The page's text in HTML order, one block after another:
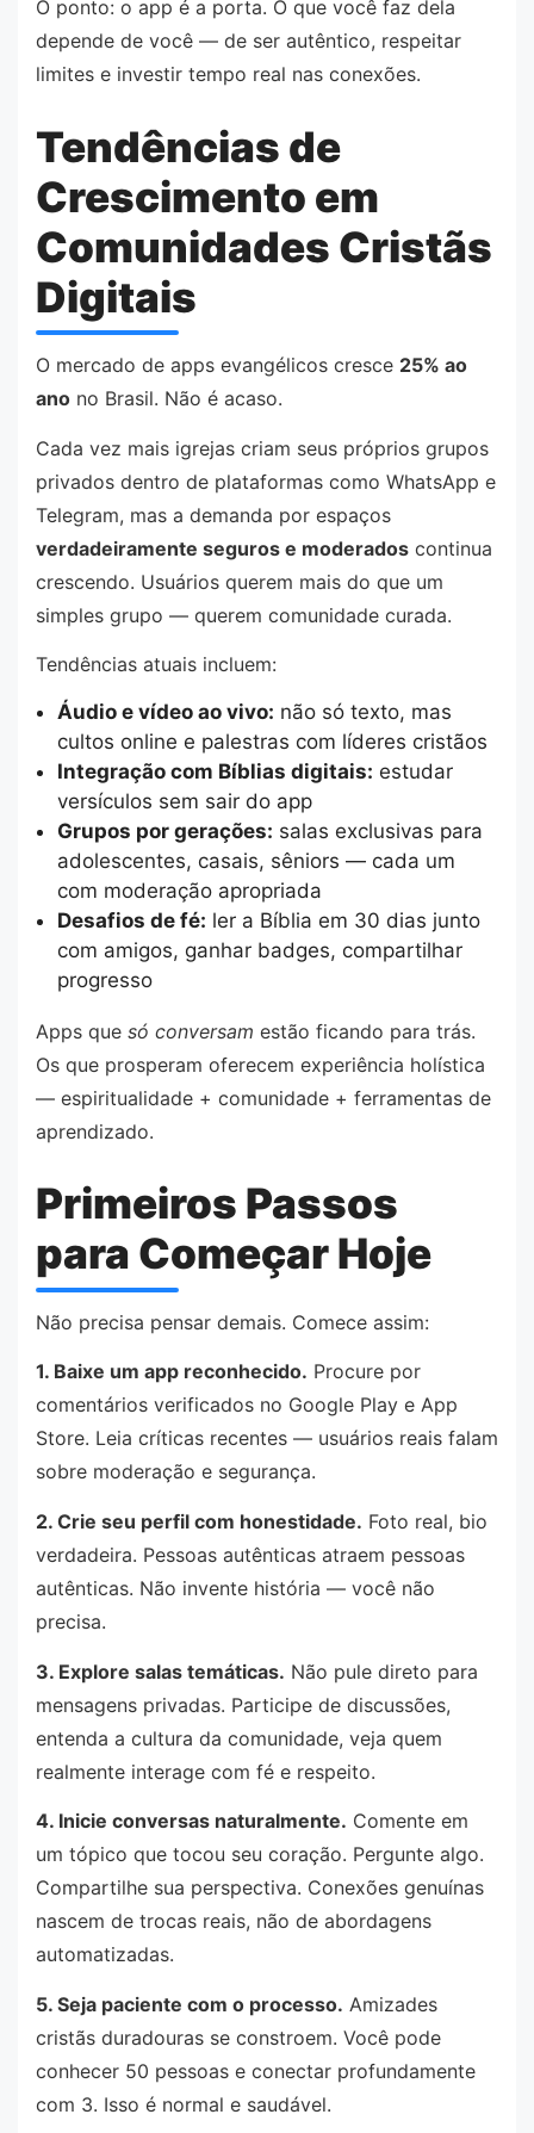
O ponto: o app é a porta. O que você faz dela
depende de você — de ser autêntico, respeitar
limites e investir tempo real nas conexões.
Tendências de
Crescimento em
Comunidades Cristãs
Digitais
O mercado de apps evangélicos cresce 25% ao
ano no Brasil. Não é acaso.
Cada vez mais igrejas criam seus próprios grupos
privados dentro de plataformas como WhatsApp e
Telegram, mas a demanda por espaços
verdadeiramente seguros e moderados continua
crescendo. Usuários querem mais do que um
simples grupo — querem comunidade curada.
Tendências atuais incluem:
Áudio e vídeo ao vivo: não só texto, mas
cultos online e palestras com líderes cristãos
Integração com Bíblias digitais: estudar
versículos sem sair do app
Grupos por gerações: salas exclusivas para
adolescentes, casais, sêniors — cada um
com moderação apropriada
Desafios de fé: ler a Bíblia em 30 dias junto
com amigos, ganhar badges, compartilhar
progresso
Apps que só conversam estão ficando para trás.
Os que prosperam oferecem experiência holística
— espiritualidade + comunidade + ferramentas de
aprendizado.
Primeiros Passos
para Começar Hoje
Não precisa pensar demais. Comece assim:
1. Baixe um app reconhecido. Procure por
comentários verificados no Google Play e App
Store. Leia críticas recentes — usuários reais falam
sobre moderação e segurança.
2. Crie seu perfil com honestidade. Foto real, bio
verdadeira. Pessoas autênticas atraem pessoas
autênticas. Não invente história — você não
precisa.
3. Explore salas temáticas. Não pule direto para
mensagens privadas. Participe de discussões,
entenda a cultura da comunidade, veja quem
realmente interage com fé e respeito.
4. Inicie conversas naturalmente. Comente em
um tópico que tocou seu coração. Pergunte algo.
Compartilhe sua perspectiva. Conexões genuínas
nascem de trocas reais, não de abordagens
automatizadas.
5. Seja paciente com o processo. Amizades
cristãs duradouras se constroem. Você pode
conhecer 50 pessoas e conectar profundamente
com 3. Isso é normal e saudável.